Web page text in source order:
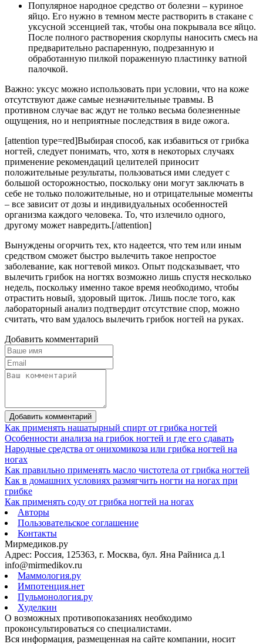
Популярное народное средство от болезни – куриное
яйцо. Его нужно в темном месте растворить в стакане с
уксусной эссенцией так, чтобы она покрывала все яйцо.
После полного растворения скорлупы наносить смесь на
предварительно распаренную, подрезанную и
обработанную пилкой пораженную пластинку ватной
палочкой.
Важно: уксус можно использовать при условии, что на коже
отсутствуют даже самые незначительные травмы. В
противном случае вас ждут не только весьма болезненные
ощущения, но и неприятные последствия в виде ожога.
[attention type=red]Выбирая способ, как избавиться от грибка
ногтей, следует понимать, что, хотя в некоторых случаях
применение рекомендаций целителей приносит
положительные результаты, пользоваться ими следует с
большой осторожностью, поскольку они могут заключать в
себе не только положительные, но и отрицательные моменты
– все зависит от дозы и индивидуальных особенностей
организма каждого человека. То, что излечило одного,
другому может навредить.[/attention]
Вынуждены огорчить тех, кто надеется, что тем или иным
средством сможет быстро вылечить такое непростое
заболевание, как ногтевой микоз. Опыт подсказывает, что
вылечить грибок на ногтях возможно лишь спустя несколько
недель, поскольку именно такое время необходимо, чтобы
отрастить новый, здоровый щиток. Лишь после того, как
лабораторный анализ подтвердит отсутствие спор, можно
считать, что вам удалось вылечить грибок ногтей на руках.
Добавить комментарий
Добавить комментарий
Как применять нашатырный спирт от грибка ногтей
Особенности анализа на грибок ногтей и где его сдавать
Народные средства от онихомикоза или грибка ногтей на
ногах
Как правильно применять масло чистотела от грибка ногтей
Как в домашних условиях размягчить ногти на ногах при
грибке
Как применять соду от грибка ногтей на ногах
Авторы
Пользовательское соглашение
Контакты
Мирмедиков.ру
Адрес: Россия, 125363, г. Москва, бул. Яна Райниса д.1
info@mirmedikov.ru
Маммология.ру
Импотенция.нет
Пульмонология.ру
Худелкин
О возможных противопоказаниях необходимо
проконсультироваться со специалистами.
Вся информация, размещенная на сайте компании, носит